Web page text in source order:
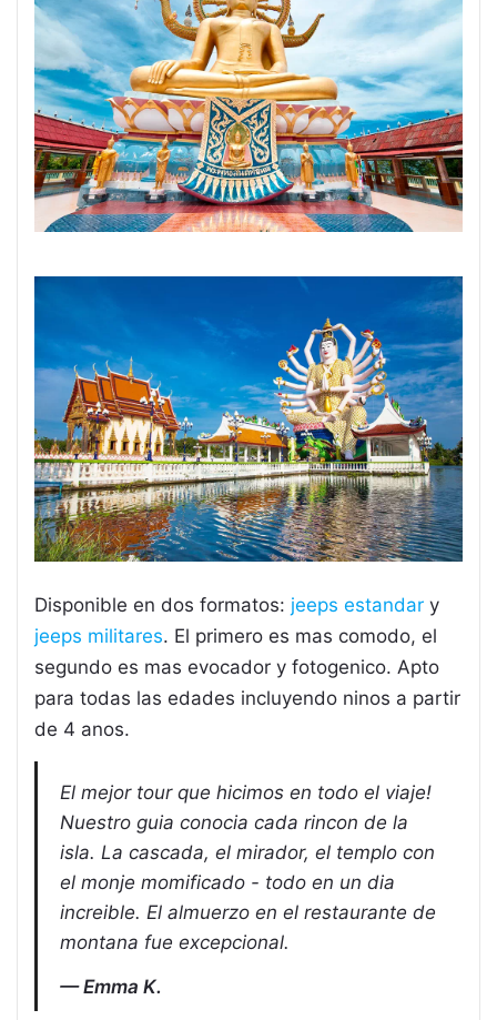
Disponible en dos formatos: jeeps estandar y
jeeps militares. El primero es mas comodo, el
segundo es mas evocador y fotogenico. Apto
para todas las edades incluyendo ninos a partir
de 4 anos.
El mejor tour que hicimos en todo el viaje!
Nuestro guia conocia cada rincon de la
isla. La cascada, el mirador, el templo con
el monje momificado - todo en un dia
increible. El almuerzo en el restaurante de
montana fue excepcional.
Emma K.